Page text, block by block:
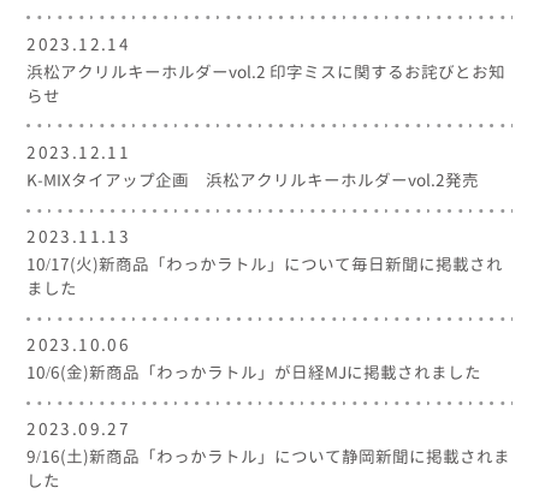
2023.12.14
浜松アクリルキーホルダーvol.2 印字ミスに関するお詫びとお知
らせ
2023.12.11
K-MIXタイアップ企画 浜松アクリルキーホルダーvol.2発売
2023.11.13
10/17(火)新商品「わっかラトル」について毎日新聞に掲載され
ました
2023.10.06
10/6(金)新商品「わっかラトル」が日経MJに掲載されました
2023.09.27
9/16(土)新商品「わっかラトル」について静岡新聞に掲載されま
した